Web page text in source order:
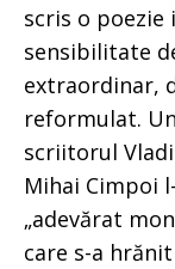
scris o poezie
sensibilitate
extraordinar,
reformulat.
scriitorul
Mihai Cimpoi
„adevărat
care s-a